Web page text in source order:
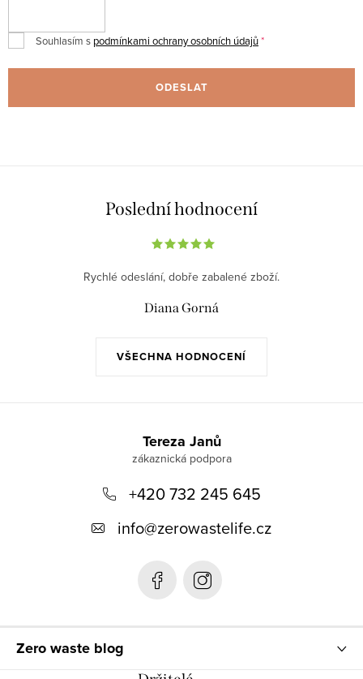
Souhlasím s podmínkami ochrany osobních údajů
ODESLAT
Poslední hodnocení
VŠECHNA HODNOCENÍ
Rychlé odeslání, dobře zabalené zboží.
Diana Gorná
Tereza Janů
+420 732 245 645
info@zerowastelife.cz
Zero waste blog